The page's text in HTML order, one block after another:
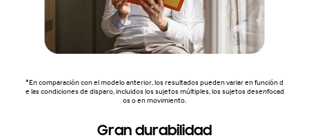
*En comparación con el modelo anterior, los resultados pueden variar en función d
e las condiciones de disparo, incluidos los sujetos múltiples, los sujetos desenfocad
os o en movimiento.
Gran durabilidad